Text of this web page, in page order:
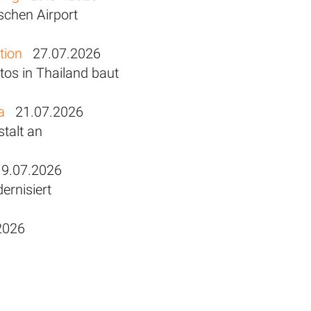
Airport
27.07.2026
in Thailand baut
21.07.2026
an